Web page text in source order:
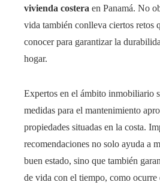
vivienda costera en Panamá. No
vida también conlleva ciertos retos
conocer para garantizar la
hogar.
Expertos en el ámbito inmobiliario
medidas para el mantenimiento
propiedades situadas en la costa.
recomendaciones no solo ayuda a
buen estado, sino que también
de vida con el tiempo, como ocurre